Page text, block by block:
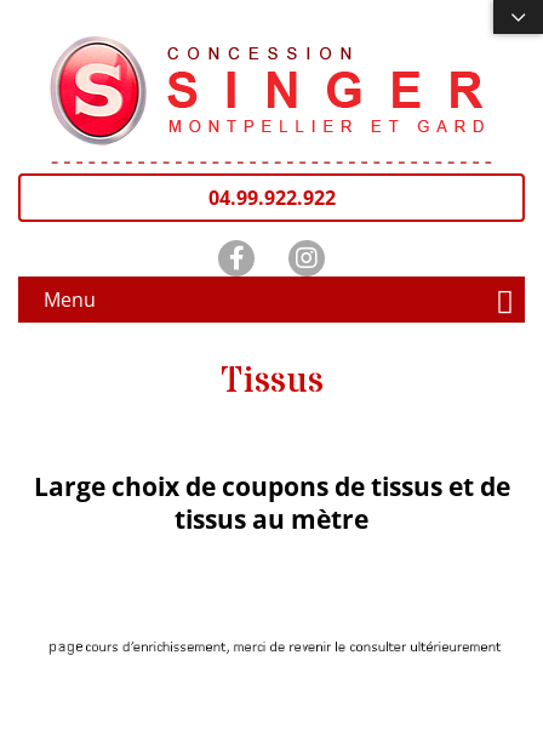
04.99.922.922
Menu
Tissus
Large choix de coupons de tissus et de
tissus au mètre